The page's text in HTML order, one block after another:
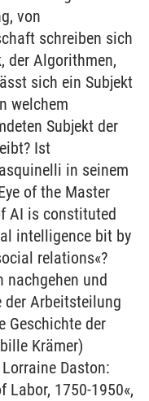
von
schreiben sich
der Algorithmen,
sich ein Subjekt
welchem
Subjekt der
Ist
in seinem
of the Master
AI is constituted
intelligence bit by
relations«?
nachgehen und
der Arbeitsteilung
Geschichte der
Krämer)
Daston:
Labor, 1750-1950«,